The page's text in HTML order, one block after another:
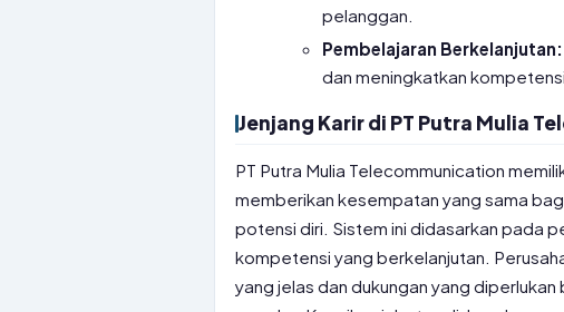
pelanggan.
Pembelajaran Berkelanjutan:
dan meningkatkan kompetensi.
Jenjang Karir di PT Putra Mulia
PT Putra Mulia Telecommunication
memberikan kesempatan yang sama
potensi diri. Sistem ini didasarkan pada
kompetensi yang berkelanjutan.
yang jelas dan dukungan yang